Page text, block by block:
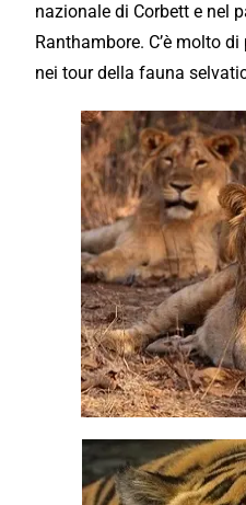
nazionale di Corbett e nel
Ranthambore. C’è molto
nei tour della fauna